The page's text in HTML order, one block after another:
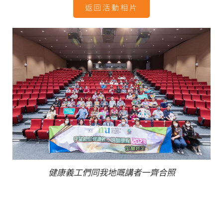
返回活動相片
健康義工們同我地嘅講者一齊合照